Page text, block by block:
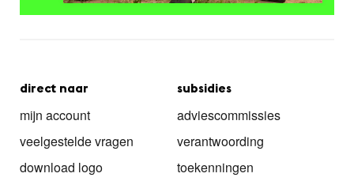
direct naar
mijn account
veelgestelde vragen
download logo
subsidies
adviescommissies
verantwoording
toekenningen